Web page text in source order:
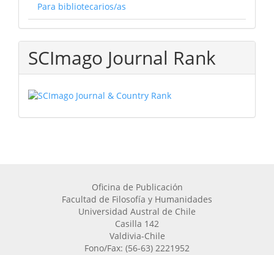
Para bibliotecarios/as
SCImago Journal Rank
Oficina de Publicación
Facultad de Filosofía y Humanidades
Universidad Austral de Chile
Casilla 142
Valdivia-Chile
Fono/Fax: (56-63) 2221952